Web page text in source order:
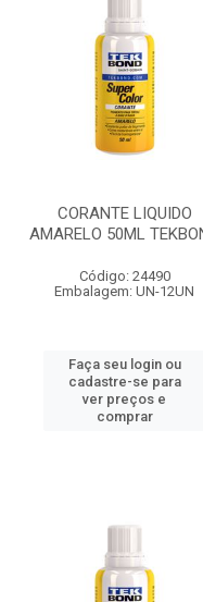
CORANTE LIQUIDO
AMARELO 50ML
Código: 24490
Embalagem: UN-12UN
Faça seu login ou
cadastre-se para
ver preços e
comprar